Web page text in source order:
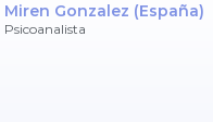
Miren Gonzalez (España)
Psicoanalista